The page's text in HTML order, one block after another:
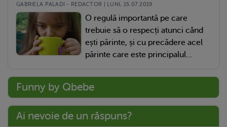
GABRIELA PALADI - REDACTOR | LUNI, 15.07.2019
O regulă importantă pe care
trebuie să o respecți atunci când
ești părinte, și cu precădere acel
părinte care este principalul...
Funny by Qbebe
Ai nevoie de un răspuns?